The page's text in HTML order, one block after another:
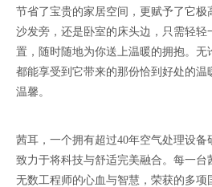
节省了宝贵的家居空间，更赋予了它极
沙发旁，还是卧室的床头边，只需轻轻
置，随时随地为你送上温暖的拥抱。无
都能享受到它带来的那份恰到好处的
温馨。
茜耳，一个拥有超过40年空气处理设
致力于将科技与舒适完美融合。每一台
无数工程师的心血与智慧，荣获的多